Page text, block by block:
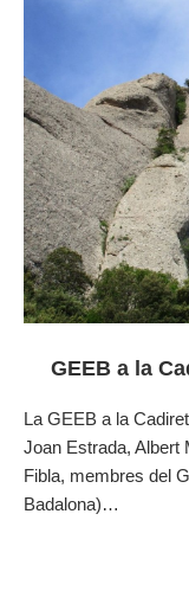
GEEB a la
La GEEB a la
Joan Estrada, Albert
Fibla, membres del
Badalona)…